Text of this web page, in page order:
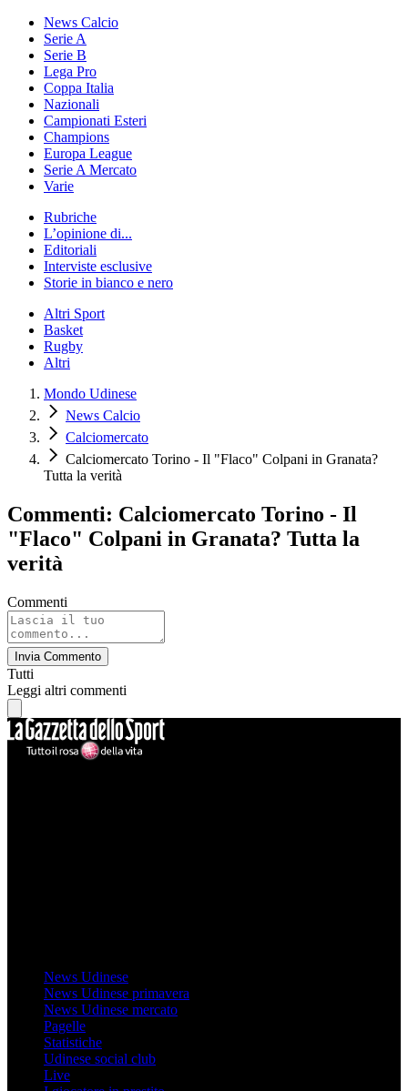
News Calcio
Serie A
Serie B
Lega Pro
Coppa Italia
Nazionali
Campionati Esteri
Champions
Europa League
Serie A Mercato
Varie
Rubriche
L’opinione di...
Editoriali
Interviste esclusive
Storie in bianco e nero
Altri Sport
Basket
Rugby
Altri
Mondo Udinese
News Calcio
Calciomercato
Calciomercato Torino - Il "Flaco" Colpani in Granata?
Tutta la verità
Commenti: Calciomercato Torino - Il
"Flaco" Colpani in Granata? Tutta la
verità
Commenti
Invia Commento
Tutti
Leggi altri commenti
News Udinese
News Udinese primavera
News Udinese mercato
Pagelle
Statistiche
Udinese social club
Live